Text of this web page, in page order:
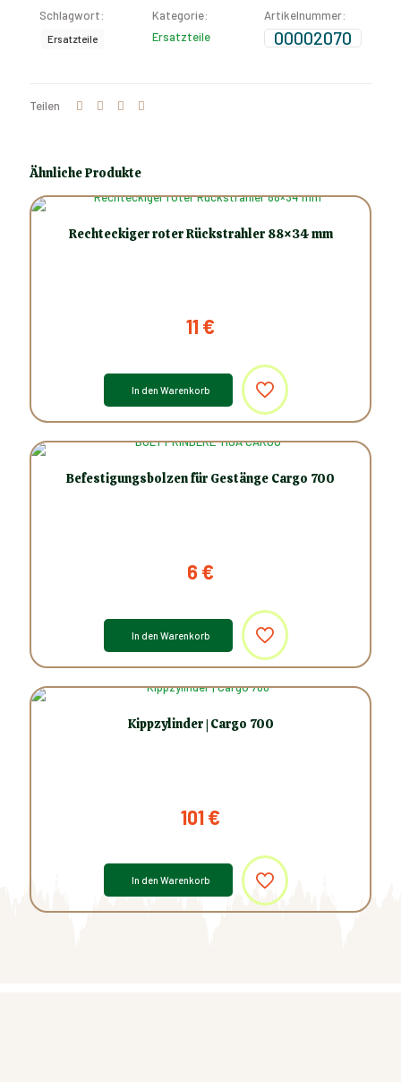
Schlagwort:
Ersatzteile
Kategorie:
Ersatzteile
Artikelnummer:
00002070
Teilen
Ähnliche Produkte
Rechteckiger roter Rückstrahler 88×34 mm
11€
In den Warenkorb
Befestigungsbolzen für Gestänge Cargo 700
6 €
In den Warenkorb
Kippzylinder | Cargo 700
101€
In den Warenkorb